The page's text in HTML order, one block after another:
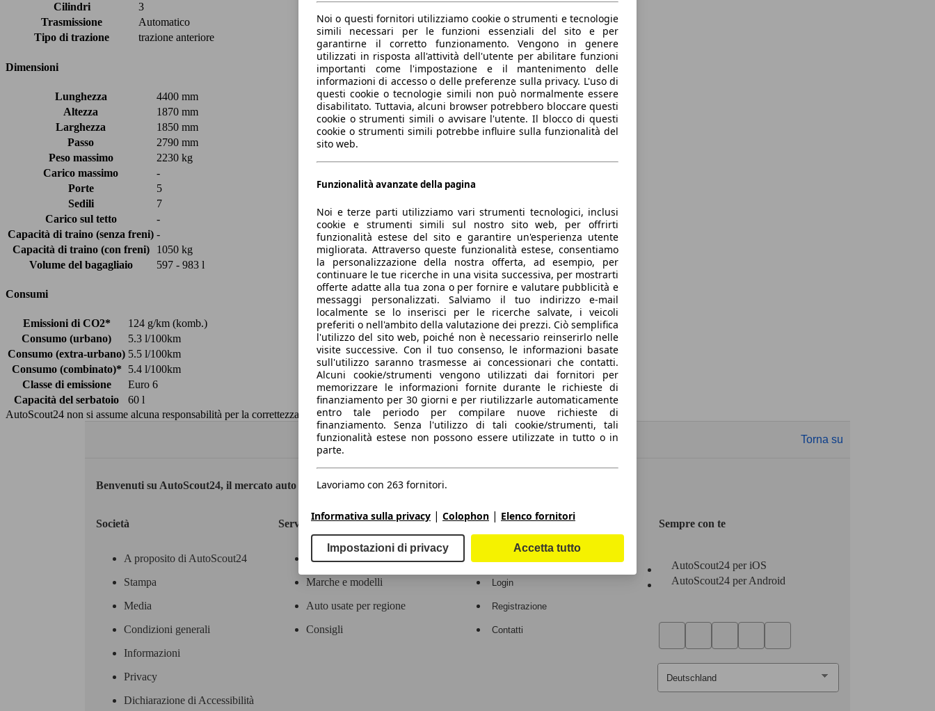
Cilindri
3
Trasmissione
Automatico
Tipo di trazione
trazione anteriore
Dimensioni
Lunghezza
4400 mm
Altezza
1870 mm
Larghezza
1850 mm
Passo
2790 mm
Peso massimo
2230 kg
Carico massimo
-
Porte
5
Sedili
7
Carico sul tetto
-
Capacità di traino (senza freni) -
Capacità di traino (con freni)
1050 kg
Volume del bagagliaio
597 - 983 l
Consumi
Emissioni di CO2*
124 g/km (komb.)
Consumo (urbano)
5.3 l/100km
Consumo (extra-urbano) 5.5 l/100km
Consumo (combinato)*
5.4 l/100km
Classe di emissione
Euro 6
Capacità del serbatoio
60 l
AutoScout24 non si assume alcuna responsabilità per la correttezza dei dati.
Torna su
Benvenuti su AutoScout24, il mercato auto europeo.
Società
A proposito di AutoScout24
Stampa
Media
Condizioni generali
Informazioni
Privacy
Dichiarazione di Accessibilità
Servizi
Contatti
Marche e modelli
Auto usate per regione
Consigli
Area rivenditori
Login
Registrazione
Contatti
Sempre con te
AutoScout24 per iOS
AutoScout24 per Android
Noi o questi fornitori utilizziamo cookie o strumenti e tecnologie
simili necessari per le funzioni essenziali del sito e per
garantirne il corretto funzionamento. Vengono in genere
utilizzati in risposta all'attività dell'utente per abilitare funzioni
importanti come l'impostazione e il mantenimento delle
informazioni di accesso o delle preferenze sulla privacy. L'uso di
questi cookie o tecnologie simili non può normalmente essere
disabilitato. Tuttavia, alcuni browser potrebbero bloccare questi
cookie o strumenti simili o avvisare l'utente. Il blocco di questi
cookie o strumenti simili potrebbe influire sulla funzionalità del
sito web.
Funzionalità avanzate della pagina
Noi e terze parti utilizziamo vari strumenti tecnologici, inclusi
cookie e strumenti simili sul nostro sito web, per offrirti
funzionalità estese del sito e garantire un'esperienza utente
migliorata. Attraverso queste funzionalità estese, consentiamo
la personalizzazione della nostra offerta, ad esempio, per
continuare le tue ricerche in una visita successiva, per mostrarti
offerte adatte alla tua zona o per fornire e valutare pubblicità e
messaggi personalizzati. Salviamo il tuo indirizzo e-mail
localmente se lo inserisci per le ricerche salvate, i veicoli
preferiti o nell'ambito della valutazione dei prezzi. Ciò semplifica
l'utilizzo del sito web, poiché non è necessario reinserirlo nelle
visite successive. Con il tuo consenso, le informazioni basate
sull'utilizzo saranno trasmesse ai concessionari che contatti.
Alcuni cookie/strumenti vengono utilizzati dai fornitori per
memorizzare le informazioni fornite durante le richieste di
finanziamento per 30 giorni e per riutilizzarle automaticamente
entro tale periodo per compilare nuove richieste di
finanziamento. Senza l'utilizzo di tali cookie/strumenti, tali
funzionalità estese non possono essere utilizzate in tutto o in
parte.
Lavoriamo con 263 fornitori.
Informativa sulla privacy | Colophon | Elenco fornitori
Impostazioni di privacy Accetta tutto